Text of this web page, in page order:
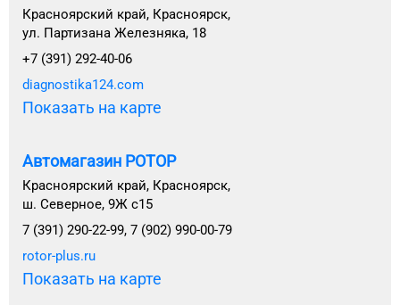
Красноярский край, Красноярск,
ул. Партизана Железняка, 18
+7 (391) 292-40-06
diagnostika124.com
Показать на карте
Автомагазин РОТОР
Красноярский край, Красноярск,
ш. Северное, 9Ж с15
7 (391) 290-22-99, 7 (902) 990-00-79
rotor-plus.ru
Показать на карте